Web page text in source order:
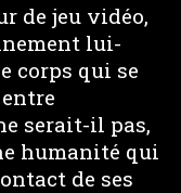
de jeu vidéo,
lui-
corps qui se
serait-il pas,
humanité qui
de ses